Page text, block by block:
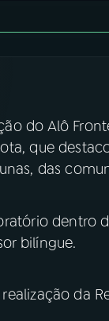
do Alô
que
das
dentro
bilíngue.
da